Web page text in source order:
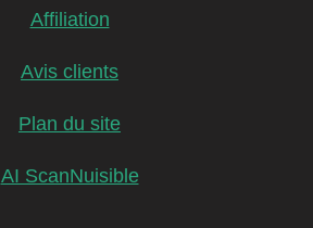
Affiliation
Avis clients
Plan du site
AI ScanNuisible